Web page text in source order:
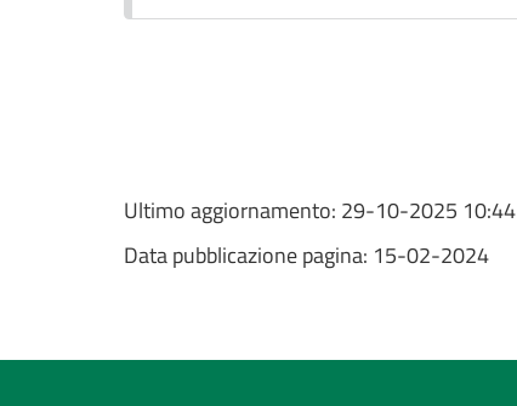
Ultimo aggiornamento: 29-10-2025 10:44
Data pubblicazione pagina: 15-02-2024